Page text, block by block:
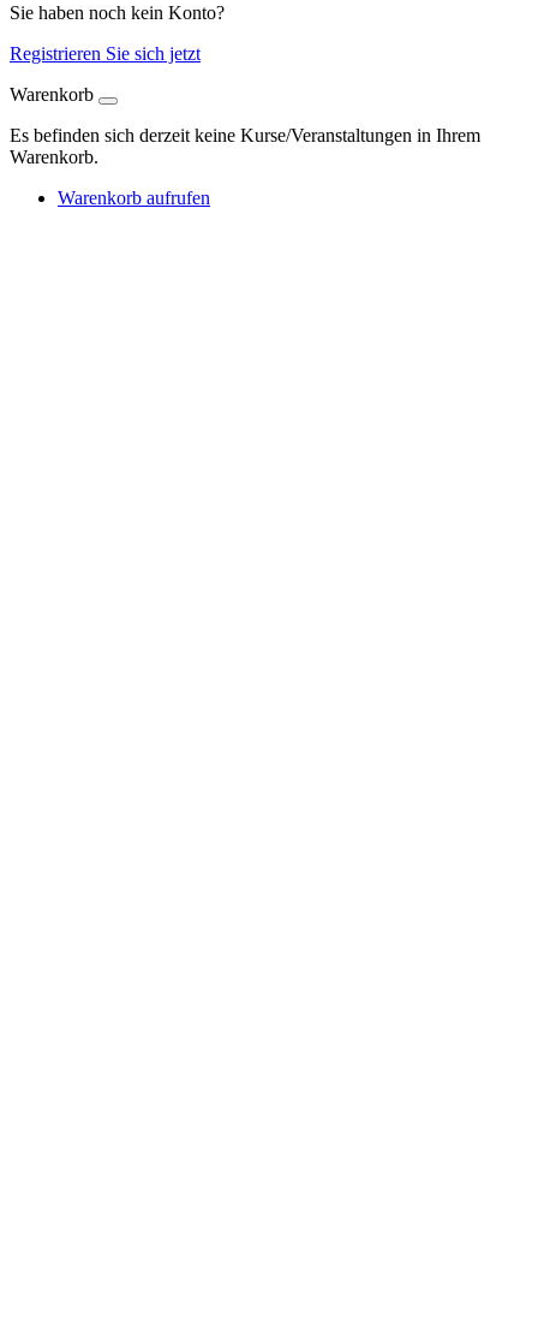
Sie haben noch kein Konto?
Registrieren Sie sich jetzt
Warenkorb
Es befinden sich derzeit keine Kurse/Veranstaltungen in Ihrem
Warenkorb.
Warenkorb aufrufen